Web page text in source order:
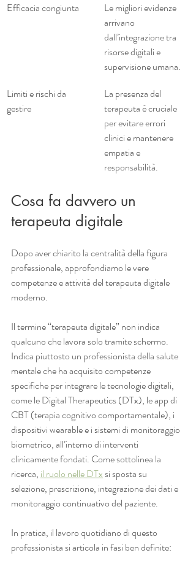
Efficacia congiunta
Le migliori evidenze
arrivano
dall’integrazione tra
risorse digitali e
supervisione umana.
Limiti e rischi da
gestire
La presenza del
terapeuta è cruciale
per evitare errori
clinici e mantenere
empatia e
responsabilità.
Cosa fa davvero un
terapeuta digitale
Dopo aver chiarito la centralità della figura
professionale, approfondiamo le vere
competenze e attività del terapeuta digitale
moderno.
Il termine “terapeuta digitale” non indica
qualcuno che lavora solo tramite schermo.
Indica piuttosto un professionista della salute
mentale che ha acquisito competenze
specifiche per integrare le tecnologie digitali,
come le Digital Therapeutics (DTx), le app di
CBT (terapia cognitivo comportamentale), i
dispositivi wearable e i sistemi di monitoraggio
biometrico, all’interno di interventi
clinicamente fondati. Come sottolinea la
ricerca, il ruolo nelle DTx si sposta su
selezione, prescrizione, integrazione dei dati e
monitoraggio continuativo del paziente.
In pratica, il lavoro quotidiano di questo
professionista si articola in fasi ben definite: